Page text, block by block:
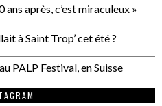
ans après, c’est miraculeux »
à Saint Trop’ cet été ?
PALP Festival, en Suisse